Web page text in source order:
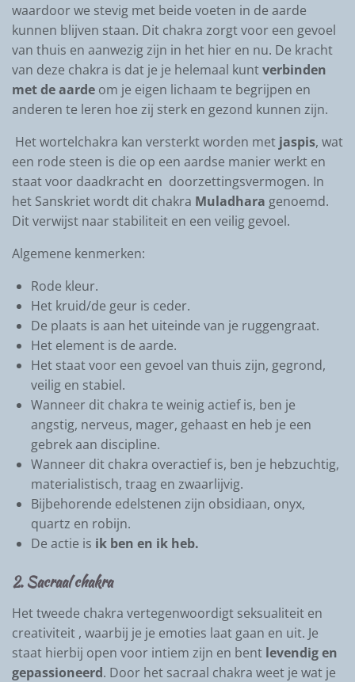
waardoor we stevig met beide voeten in de aarde
kunnen blijven staan. Dit chakra zorgt voor een gevoel
van thuis en aanwezig zijn in het hier en nu. De kracht
van deze chakra is dat je je helemaal kuntverbinden
met de aarde om je eigen lichaam te begrijpen en
anderen te leren hoe zij sterk en gezond kunnen zijn.
Het wortelchakra kan versterkt worden met jaspis, wat
een rode steen is die op een aardse manier werkt en
staat voor daadkracht en doorzettingsvermogen. In
het Sanskriet wordt dit chakra Muladhara genoemd.
Dit verwijst naar stabiliteit en een veilig gevoel.
Algemene kenmerken:
Rode kleur.
Het kruid/de geur is ceder.
De plaats is aan het uiteinde van je ruggengraat.
Het element is de aarde.
Het staat voor een gevoel van thuis zijn, gegrond,
veilig en stabiel.
Wanneer dit chakra te weinig actief is, ben je
angstig, nerveus, mager, gehaast en heb je een
gebrek aan discipline.
Wanneer dit chakra overactief is, ben je hebzuchtig,
materialistisch, traag en zwaarlijvig.
Bijbehorende edelstenen zijn obsidiaan, onyx,
quartz en robijn.
De actie is ik ben en ik heb.
2. Sacraal chakra
Het tweede chakra vertegenwoordigt seksualiteit en
creativiteit , waarbij je je emoties laat gaan en uit. Je
staat hierbij open voor intiem zijn en bent levendig en
gepassioneerd. Door het sacraal chakra weet je wat je